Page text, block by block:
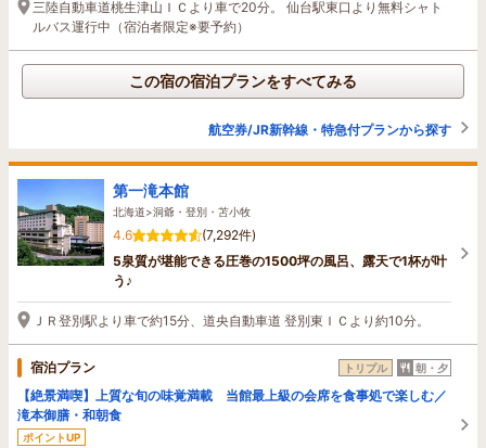
三陸自動車道桃生津山ＩＣより車で20分。 仙台駅東口より無料シャト
ルバス運行中（宿泊者限定※要予約）
この宿の宿泊プランをすべてみる
航空券/JR新幹線・特急付プランから探す
第一滝本館
北海道>洞爺・登別・苫小牧
4.6
(7,292件)
5泉質が堪能できる圧巻の1500坪の風呂、露天で1杯が叶
う♪
ＪＲ登別駅より車で約15分、道央自動車道 登別東ＩＣより約10分。
宿泊プラン トリプル 朝・夕
【絶景満喫】上質な旬の味覚満載 当館最上級の会席を食事処で楽しむ／
滝本御膳・和朝食
ポイントUP